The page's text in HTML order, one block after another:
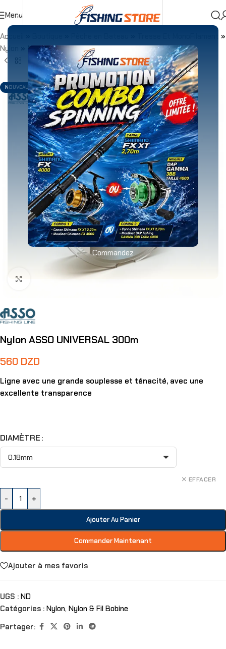
Commandez
Menu
Accueil
»
Nylon
» Nylon ASSO UNIVERSAL 300m
NOUVEAU
Agrandir
Nylon ASSO UNIVERSAL 300m
560 DZD
Ligne avec une grande souplesse et ténacité, avec une
excellente transparence
DIAMÈTRE
EFFACER
- +
Ajouter Au Panier
Commander Maintenant
Ajouter à mes favoris
UGS : ND
Catégories : Nylon, Nylon & Fil Bobine
Partager: